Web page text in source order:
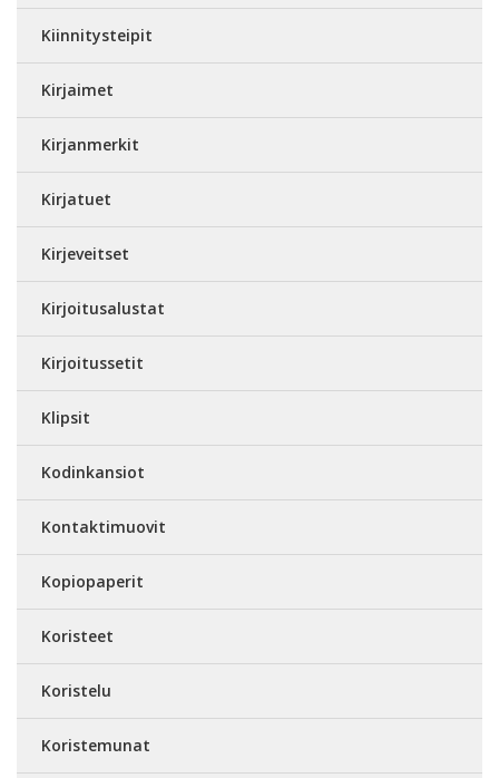
Kiinnitysteipit
Kirjaimet
Kirjanmerkit
Kirjatuet
Kirjeveitset
Kirjoitusalustat
Kirjoitussetit
Klipsit
Kodinkansiot
Kontaktimuovit
Kopiopaperit
Koristeet
Koristelu
Koristemunat